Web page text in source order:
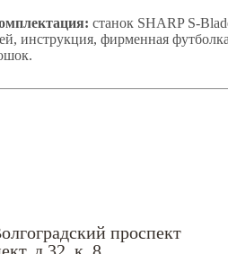
станок SHARP S-
инструкция, фирменная
проспект